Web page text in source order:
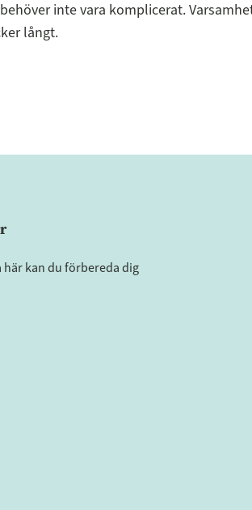
inte vara komplicerat.
långt.
här kan du förbereda dig